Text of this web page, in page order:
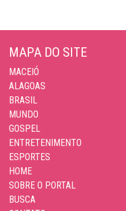
MAPA DO SITE
MACEIÓ
ALAGOAS
BRASIL
MUNDO
GOSPEL
ENTRETENIMENTO
ESPORTES
HOME
SOBRE O PORTAL
BUSCA